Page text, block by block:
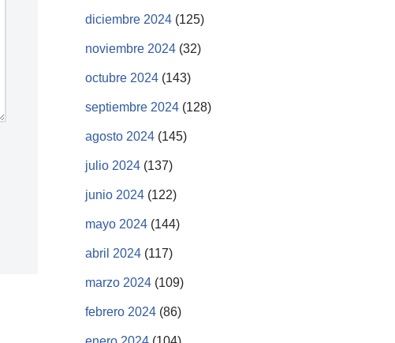
diciembre 2024 (125)
noviembre 2024 (32)
octubre 2024 (143)
septiembre 2024 (128)
agosto 2024 (145)
julio 2024 (137)
junio 2024 (122)
mayo 2024 (144)
abril 2024 (117)
marzo 2024 (109)
febrero 2024 (86)